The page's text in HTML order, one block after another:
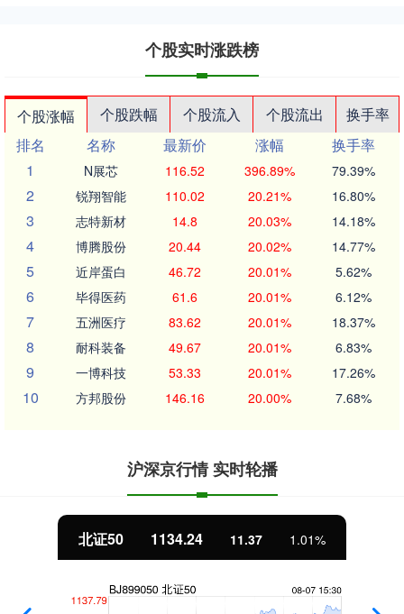
个股实时涨跌榜
个股涨幅 个股跌幅 个股流入 个股流出
换手率
排名
名称 最新价 涨幅
换手率
1
N展芯 116.52 396.89% 79.39%
2 锐翔智能 110.02 20.21% 16.80%
3 志特新材 14.8 20.03% 14.18%
4 博腾股份 20.44 20.02% 14.77%
5 近岸蛋白 46.72 20.01% 5.62%
6 毕得医药 61.6 20.01% 6.12%
7 五洲医疗 83.62 20.01% 18.37%
8 耐科装备 49.67 20.01% 6.83%
9 一博科技 53.33 20.01% 17.26%
10 方邦股份 146.16 20.00% 7.68%
沪深京行情 实时轮播
北证50 1134.24 11.37 1.01%